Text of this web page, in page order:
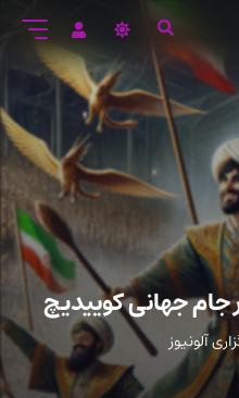
جهانی‌ کوییدیچ
آلونیوز